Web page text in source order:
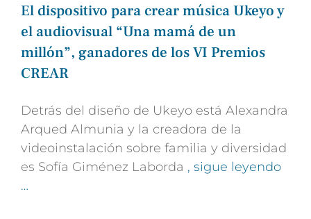
El dispositivo para crear música Ukeyo y
el audiovisual “Una mamá de un
millón”, ganadores de los VI Premios
CREAR
Detrás del diseño de Ukeyo está Alexandra
Arqued Almunia y la creadora de la
videoinstalación sobre familia y diversidad
es Sofía Giménez Laborda , sigue leyendo
…